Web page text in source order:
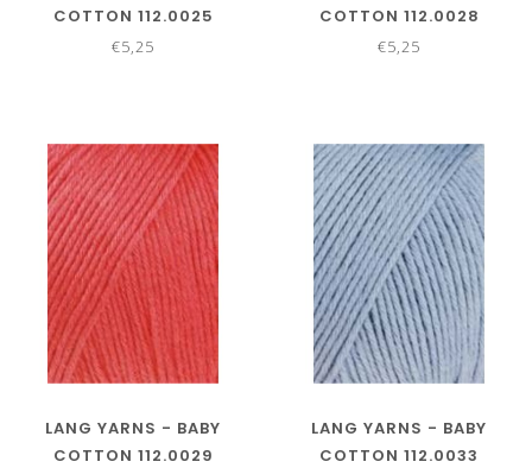
COTTON 112.0025
€5,25
COTTON 112.0028
€5,25
LANG YARNS - BABY
COTTON 112.0029
LANG YARNS - BABY
COTTON 112.0033